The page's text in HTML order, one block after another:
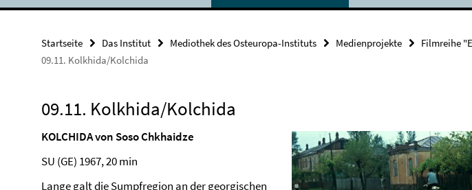
Startseite Das Institut Mediothek des Osteuropa-Instituts Medienprojekte Filmreihe
09.11. Kolkhida/Kolchida
09.11. Kolkhida/Kolchida
KOLCHIDA von Soso Chkhaidze
SU (GE) 1967, 20 min
Lange galt die Sumpfregion an der georgischen